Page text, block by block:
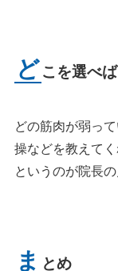
どこを選べ
どの筋肉が弱っ
操などを教えて
というのが院長の
ま とめ